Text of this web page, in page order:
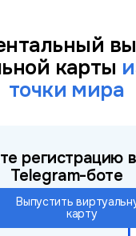
карты
точки мира
регистрацию
Telegram-боте
займёт не более 2
Выпустить
карту